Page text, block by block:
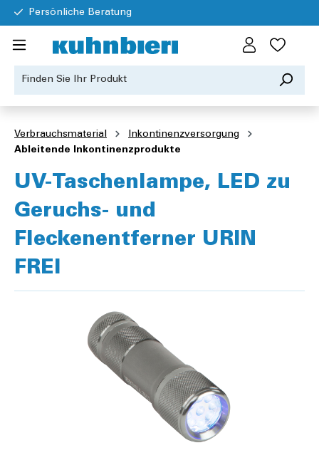
Persönliche Beratung
Verbrauchsmaterial
Inkontinenzversorgung
Ableitende Inkontinenzprodukte
UV-Taschenlampe, LED zu
Geruchs- und
Fleckenentferner URIN
FREI